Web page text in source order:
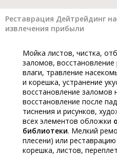
Реставрация Дейтрейдинг
извлечения прибыли
Мойка листов, чистка,
заломов,
влаги, травление
и корешка, устранение
восстановление заломов
восстановление после
тиснения и рисунков,
всех элементов обложки
библиотеки. Мелкий
плесени) или
корешка, листов,